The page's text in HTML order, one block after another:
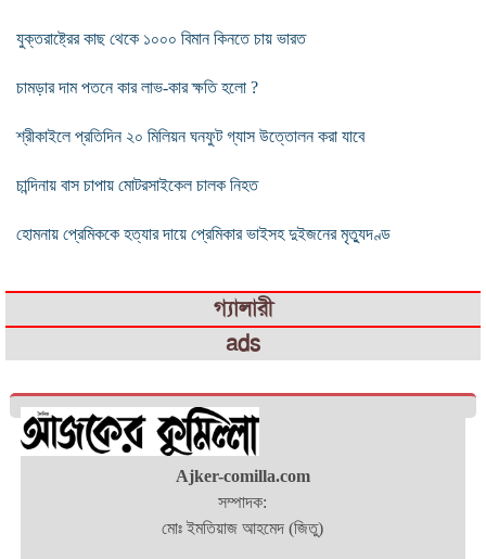
যুক্তরাষ্ট্রের কাছ থেকে ১০০০ বিমান কিনতে চায় ভারত
চামড়ার দাম পতনে কার লাভ-কার ক্ষতি হলো ?
শ্রীকাইলে প্রতিদিন ২০ মিলিয়ন ঘনফুট গ্যাস উত্তোলন করা যাবে
চান্দিনায় বাস চাপায় মোটরসাইকেল চালক নিহত
হোমনায় প্রেমিককে হত্যার দায়ে প্রেমিকার ভাইসহ দুইজনের মৃত্যুদণ্ড
গ্যালারী
ads
Ajker-comilla.com
সম্পাদক:
মোঃ ইমতিয়াজ আহমেদ (জিতু)